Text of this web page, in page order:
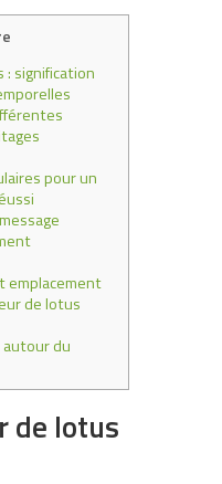
: signification
pour un
emplacement
de lotus
du
de lotus